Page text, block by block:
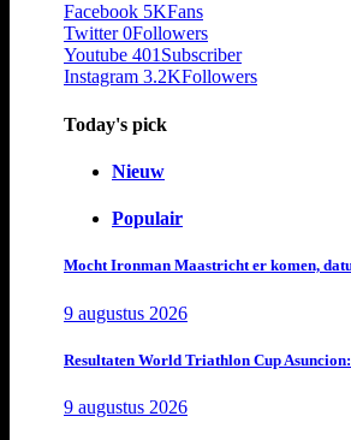
Facebook 5KFans
Twitter 0Followers
Youtube 401Subscriber
Instagram 3.2KFollowers
Today's pick
Nieuw
Populair
Mocht Ironman Maastricht er komen,
9 augustus 2026
Resultaten World Triathlon Cup
9 augustus 2026